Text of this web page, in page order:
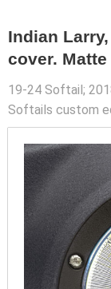
Indian
cover.
19-24 Softail;
Softails custom
covers